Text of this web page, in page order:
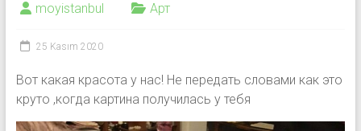
moyistanbul Арт
25 Kasım 2020
Вот какая красота у нас! Не передать словами как это
круто ,когда картина получилась у тебя